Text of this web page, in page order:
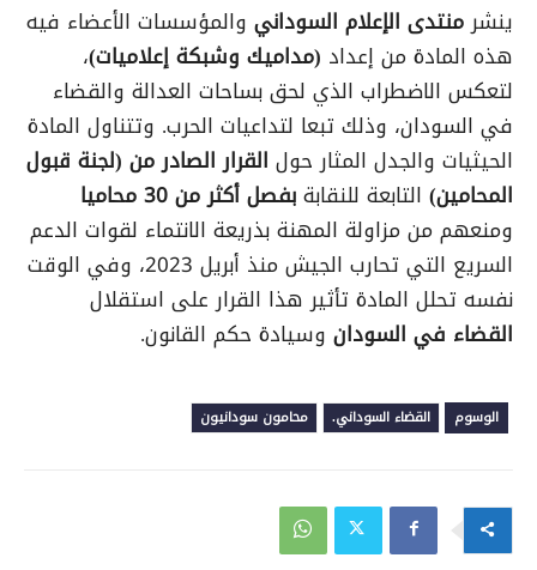
ينشرمنتدى الإعلام السوداني والمؤسسات الأعضاء فيه
هذه المادة من إعداد (مداميك وشبكة إعلاميات)،
لتعكس الاضطراب الذي لحق بساحات العدالة والقضاء
في السودان، وذلك تبعا لتداعيات الحرب. وتتناول المادة
الحيثيات والجدل المثار حول القرار الصادر من (لجنة قبول
المحامين) التابعة للنقابةبفصل أكثر من 30 محاميا
ومنعهم من مزاولة المهنة بذريعة الانتماء لقوات الدعم
السريع التي تحارب الجيش منذ أبريل 2023، وفي الوقت
نفسه تحلل المادة تأثير هذا القرار على استقلال
القضاء في السودان وسيادة حكم القانون.
الوسوم القضاء السوداني. محامون سودانيون